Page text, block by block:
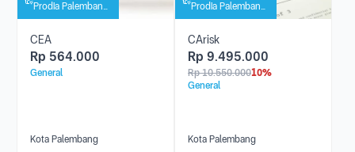
Prodia Palembang
Basuki Rahmat
CEA
Rp 564.000
General
Kota Palembang
Prodia Palembang
Basuki Rahmat
CArisk
Rp 9.495.000
Rp 10.550.00010%
General
Kota Palembang